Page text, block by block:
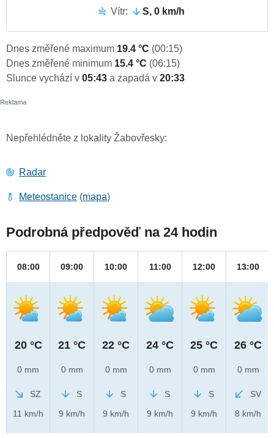
Vítr:
S, 0 km/h
Dnes změřené maximum 19.4 °C (00:15)
Dnes změřené minimum 15.4 °C (06:15)
Slunce vychází v 05:43 a zapadá v 20:33
Nepřehlédněte z lokality Žabovřesky:
Radar
Meteostanice (mapa)
Podrobná předpověď na 24 hodin
08:00
20 °C
0 mm
SZ
11 km/h
09:00
21 °C
0 mm
S
9 km/h
10:00
22 °C
0 mm
S
9 km/h
11:00
24 °C
0 mm
S
9 km/h
12:00
25 °C
0 mm
S
9 km/h
13:00
26 °C
0 mm
SV
8 km/h